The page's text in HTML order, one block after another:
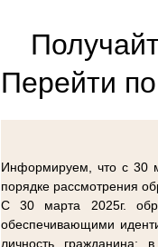
Перейти по
Информируем, что с 30
порядке рассмотрения
С 30 марта 2025г.
обеспечивающими
личность гражданина: